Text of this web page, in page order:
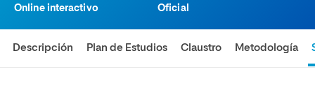
Online interactivo
Oficial
Descripción Plan de Estudios Claustro Metodología